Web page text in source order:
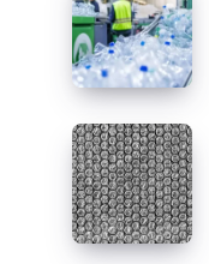
métaux
:
processus,
enjeux
et
bonnes
pratiques
des
bouteilles
en
plastique
:
un
enjeu
écologique
et
Recyclage
du
papier
bulle